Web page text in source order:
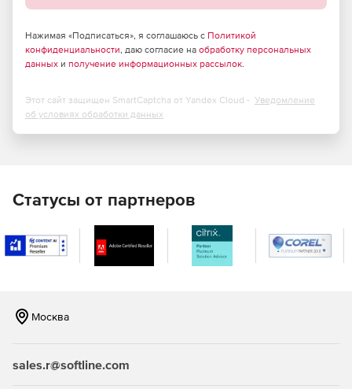
Нажимая «Подписаться», я соглашаюсь с Политикой
конфиденциальности, даю согласие на обработку персональных
данных и получение информационных рассылок.
Этот сайт защищен SmartCaptcha от Yandex Cloud - Уведомление
об условиях обработки данных
Статусы от партнеров
Москва
sales.r@softline.com